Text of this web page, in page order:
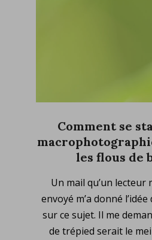
Comment se
les flous de
10
Un mail qu’un lecteur
envoyé m’a donné
sur ce sujet. Il me
de trépied serait le